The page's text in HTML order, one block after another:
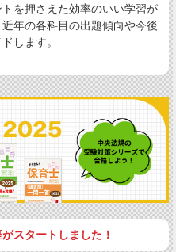
を押さえた効率のいい学習が
年の各科目の出題傾向や今後
します。
スタートしました！